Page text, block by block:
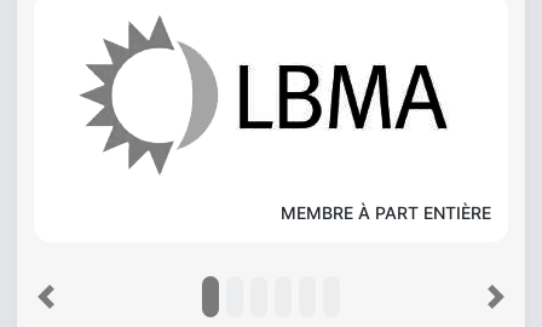
MEMBRE À PART ENTIÈRE
Previous Next